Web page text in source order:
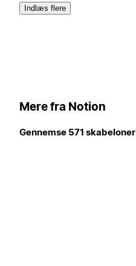
Indlæs flere
Mere fra Notion
Gennemse 571 skabeloner